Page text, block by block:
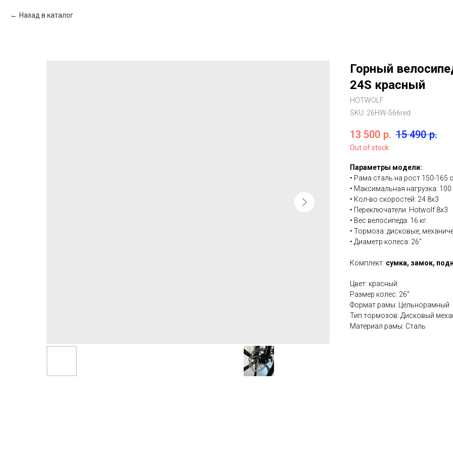
Назад в каталог
Горный
24S красный
HOTWOLF
SKU: 26HW-566red
13 500 р. 15 490 р.
Out of stock
Параметры модели:
• Рама сталь на рост 150-165
• Максимальная нагрузка: 100
• Кол-во скоростей: 24 8x3
• Переключатели: Hotwolf 8x3
• Вес велосипеда: 16 кг.
• Тормоза: дисковые,
• Диаметр колеса: 26''
Комплект: сумка, замок,
Цвет: красный
Размер колес: 26''
Формат рамы: Цельнорамный
Тип тормозов: Дисковый
Материал рамы: Сталь